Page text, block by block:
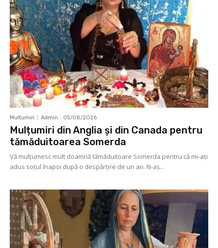
Multumiri Admin - 05/08/2026
Mulțumiri din Anglia și din Canada pentru
tămăduitoarea Somerda
Vă mulţumesc mult doamnă tămăduitoare Somerda pentru că mi-aţi
adus soţul înapoi după o despărţire de un an. N-aș...